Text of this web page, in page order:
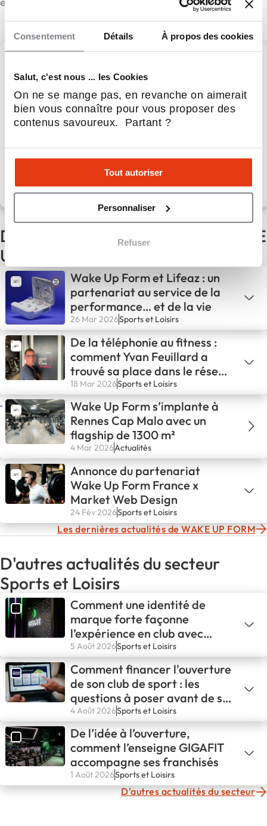
Consentement Détails À propos des cookies
Salut, c'est nous ... les Cookies
On ne se mange pas, en revanche on aimerait
bien vous connaître pour vous proposer des
contenus savoureux. Partant ?
Tout autoriser
Personnaliser
Refuser
WAKE UP FORM
WAKE UP FORM,
Réalisez votre rêve, ouvrez votre club !
Apport personnel :75 000 €
D'autres actualités du réseau WAKE
UP FORM
Wake Up Form et Lifeaz : un
partenariat au service de la
performance… et de la vie
26 Mar 2026Sports et Loisirs
De la téléphonie au fitness :
comment Yvan Feuillard a
trouvé sa place dans le réseau
Wake Up Form
18 Mar 2026Sports et Loisirs
Wake Up Form s’implante à
Rennes Cap Malo avec un
flagship de 1300 m²
4 Mar 2026Actualités
Annonce du partenariat
Wake Up Form France x
Market Web Design
24 Fév 2026Sports et Loisirs
Les dernières actualités de WAKE UP FORM
D'autres actualités du secteur
Sports et Loisirs
Comment une identité de
marque forte façonne
l’expérience en club avec
GIGAFIT
5 Août 2026Sports et Loisirs
Comment financer l'ouverture
de son club de sport : les
questions à poser avant de se
lancer
4 Août 2026Sports et Loisirs
De l’idée à l’ouverture,
comment l’enseigne GIGAFIT
accompagne ses franchisés
1 Août 2026Sports et Loisirs
D'autres actualités du secteur